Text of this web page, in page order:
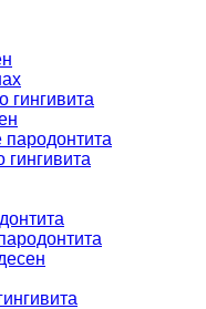
гингивита
пародонтита
гингивита